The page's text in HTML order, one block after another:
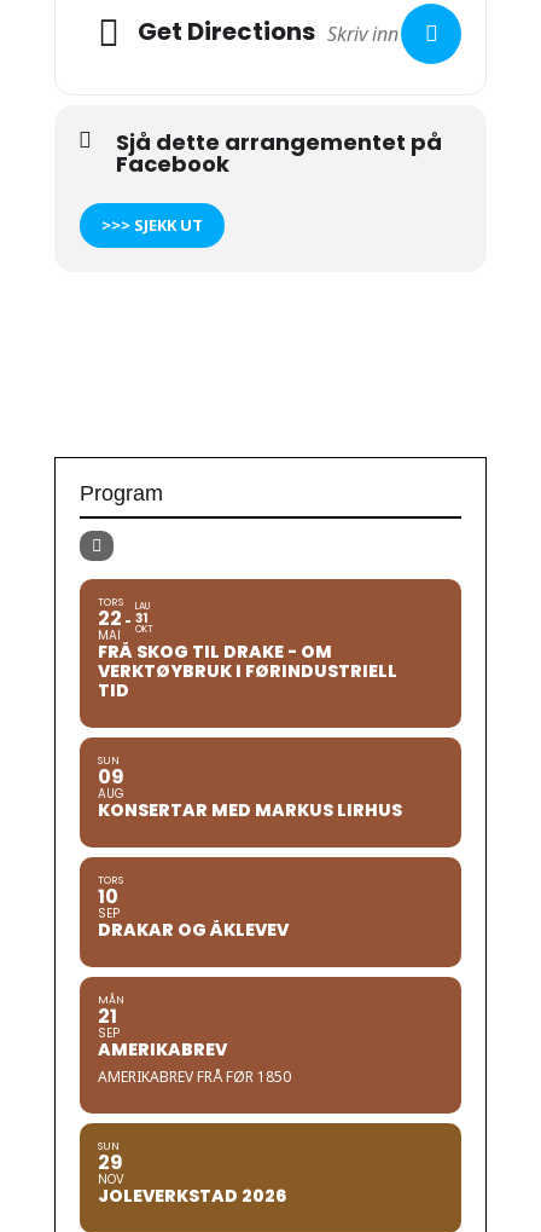
Get Directions
Sjå dette arrangementet på
Facebook
>>> SJEKK UT
Program
TORS
22
MAI
LAU
31
OKT
FRÅ SKOG TIL DRAKE - OM
VERKTØYBRUK I FØRINDUSTRIELL
TID
SUN
09
AUG
KONSERTAR MED MARKUS LIRHUS
TORS
10
SEP
DRAKAR OG ÅKLEVEV
MÅN
21
SEP
AMERIKABREV
AMERIKABREV FRÅ FØR 1850
SUN
29
NOV
JOLEVERKSTAD 2026